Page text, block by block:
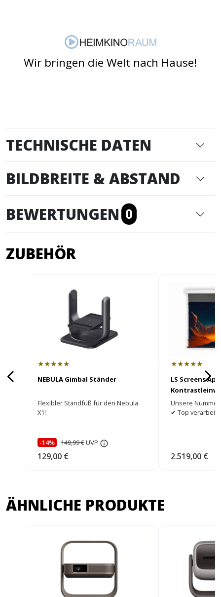
Wir bringen die Welt nach Hause!
TECHNISCHE DATEN
BILDBREITE & ABSTAND
BEWERTUNGEN 0
ZUBEHÖR
★★★★★
NEBULA Gimbal Ständer
Flexibler Standfuß für den Nebula
X1!
-14% 149,99 €UVP
129,00 €
★★★★★
LS Screens
Unsere
✔ Top
2.519,00 €
ÄHNLICHE PRODUKTE